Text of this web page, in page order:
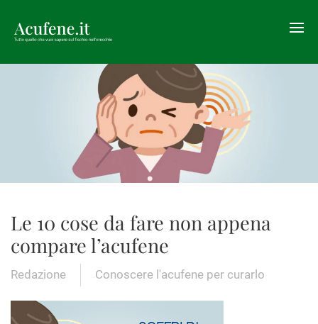
Le 10 cose da fare non appena
compare l’acufene
Redazione Conoscere l'acufene per curarlo